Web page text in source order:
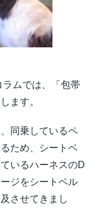
ムでは、「包帯
ます。
同乗しているペ
ため、シートベ
いるハーネスのD
ジをシートベル
させてきまし